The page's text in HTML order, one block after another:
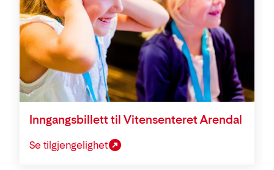
Inngangsbillett til Vitensenteret Arendal
Se tilgjengelighet